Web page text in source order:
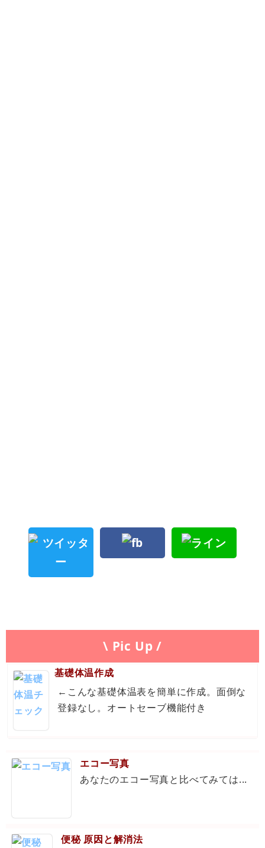
\ Pic Up /
基礎体温作成
←こんな基礎体温表を簡単に作成。面倒な
登録なし。オートセーブ機能付き
エコー写真
あなたのエコー写真と比べてみては...
便秘 原因と解消法